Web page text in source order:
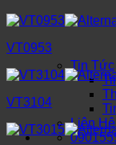
Tin Tức
Liên Hệ
VT0953
VT3104